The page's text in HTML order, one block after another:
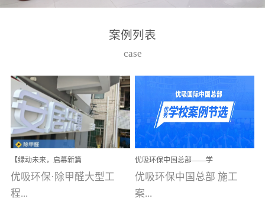
高技能的团队。汇聚了众
取得了多项产品技术专利
和多项国家版权局著作
权，获得高新技术企业称
号。生产优势自主生产自
给自足，优吸公司于2015
在广州番禺区成功建立产
品线生产基地，工厂拥有
自动化生产设备和成熟的
案例列表
case
【绿动未来，启幕新篇
章】优吸环保中标深圳安
居乐寓，超大型工装室内
空气治理项目顺利启航，
优吸环保·除甲醛大型工
程...
优吸环保中国总部——学
校施工案例(节选)
优吸环保中国总部 施工
案...